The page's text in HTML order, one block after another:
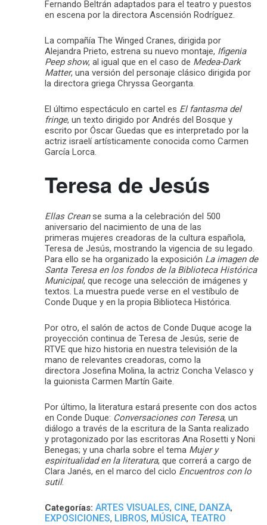
Fernando Beltrán adaptados para el teatro y puestos
en escena por la directora Ascensión Rodríguez.
La compañía The Winged Cranes, dirigida por
Alejandra Prieto, estrena su nuevo montaje, Ifigenia
Peep show, al igual que en el caso de Medea-Dark
Matter, una versión del personaje clásico dirigida por
la directora griega Chryssa Georganta.
El último espectáculo en cartel es El fantasma del
fringe, un texto dirigido por Andrés del Bosque y
escrito por Óscar Guedas que es interpretado por la
actriz israelí artísticamente conocida como Carmen
García Lorca.
Teresa de Jesús
Ellas Creanse suma a la celebración del 500
aniversario del nacimiento de una de las
primeras mujeres creadoras de la cultura española,
Teresa de Jesús, mostrando la vigencia de su legado.
Para ello se ha organizado la exposición La imagen de
Santa Teresa en los fondos de la Biblioteca Histórica
Municipal, que recoge una selección de imágenes y
textos. La muestra puede verse en el vestíbulo de
Conde Duque y en la propia Biblioteca Histórica.
Por otro, el salón de actos de Conde Duque acoge la
proyección continua de Teresa de Jesús, serie de
RTVE que hizo historia en nuestra televisión de la
mano de relevantes creadoras, como la
directora Josefina Molina, la actriz Concha Velasco y
la guionista Carmen Martín Gaite.
Por último, la literatura estará presente con dos actos
en Conde Duque: Conversaciones con Teresa, un
diálogo a través de la escritura de la Santa realizado
y protagonizado por las escritoras Ana Rosetti y Noni
Benegas; y una charla sobre el tema Mujer y
espiritualidad en la literatura, que correrá a cargo de
Clara Janés, en el marco del ciclo Encuentros con lo
sutil.
Categorías: ARTES VISUALES, CINE, DANZA,
EXPOSICIONES, LIBROS, MÚSICA, TEATRO